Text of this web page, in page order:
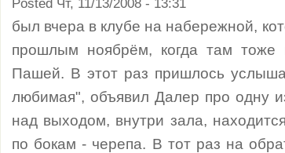
Posted Чт, 11/13/2008 - 13:31
был вчера в клубе на набережной,
прошлым ноябрём, когда там тоже
Пашей. В этот раз пришлось
любимая", объявил Далер про одну
над выходом, внутри зала,
по бокам - черепа. В тот раз на